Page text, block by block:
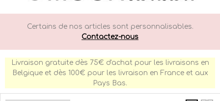
Certains de nos articles sont personnalisables.
Contactez-nous
Livraison gratuite dès 75€ d'achat pour les livraisons en
Belgique et dès 100€ pour les livraison en France et aux
Pays Bas.